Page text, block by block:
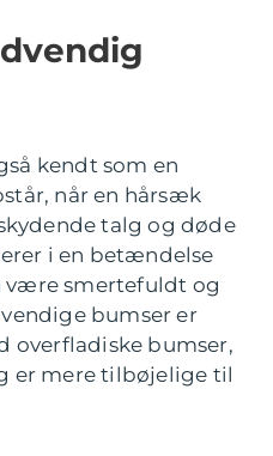
kendt som en
når en hårsæk
talg og døde
i en betændelse
være smertefuldt og
bumser er
overfladiske bumser,
er mere tilbøjelige til